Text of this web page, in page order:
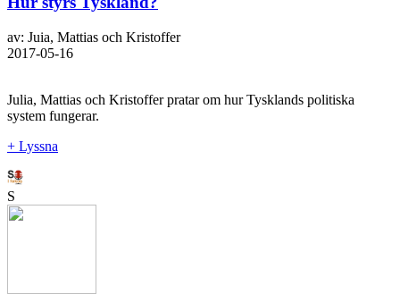
av: Juia, Mattias och Kristoffer
2017-05-16
Julia, Mattias och Kristoffer pratar om hur Tysklands politiska
system fungerar.
+ Lyssna
S